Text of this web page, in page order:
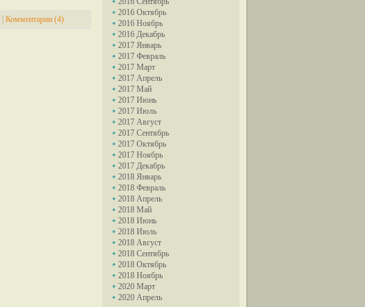
2016 Октябрь
2016 Ноябрь
2016 Декабрь
2017 Январь
2017 Февраль
2017 Март
2017 Апрель
2017 Май
2017 Июнь
2017 Июль
2017 Август
2017 Сентябрь
2017 Октябрь
2017 Ноябрь
2017 Декабрь
2018 Январь
2018 Февраль
2018 Апрель
2018 Май
2018 Июнь
2018 Июль
2018 Август
2018 Сентябрь
2018 Октябрь
2018 Ноябрь
2020 Март
2020 Апрель
Комментарии (4)